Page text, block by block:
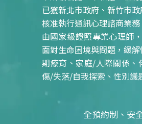
已獲新北市政府、新竹市
核准執行通訊心理諮商業務
由國家級證照專業心理師
面對生命困境與問題，緩
期療育、家庭/人際關係
傷/失落/自我探索、性別議
全預約制、安